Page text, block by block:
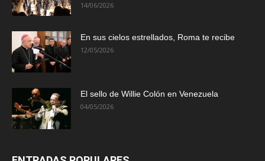
14/06/2026
En sus cielos estrellados, Roma te recibe
12/05/2026
El sello de Willie Colón en Venezuela
04/05/2026